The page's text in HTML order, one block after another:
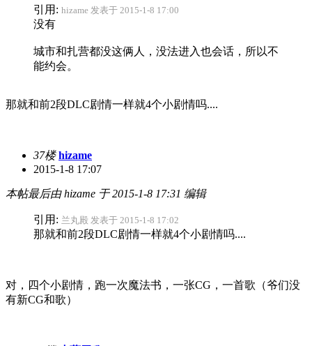
引用: hizame 发表于 2015-1-8 17:00
没有
城市和扎营都没这俩人，没法进入也会话，所以不
能约会。
那就和前2段DLC剧情一样就4个小剧情吗....
37楼 hizame
2015-1-8 17:07
本帖最后由 hizame 于 2015-1-8 17:31 编辑
引用: 兰丸殿 发表于 2015-1-8 17:02
那就和前2段DLC剧情一样就4个小剧情吗....
对，四个小剧情，跑一次魔法书，一张CG，一首歌（爷们没
有新CG和歌）